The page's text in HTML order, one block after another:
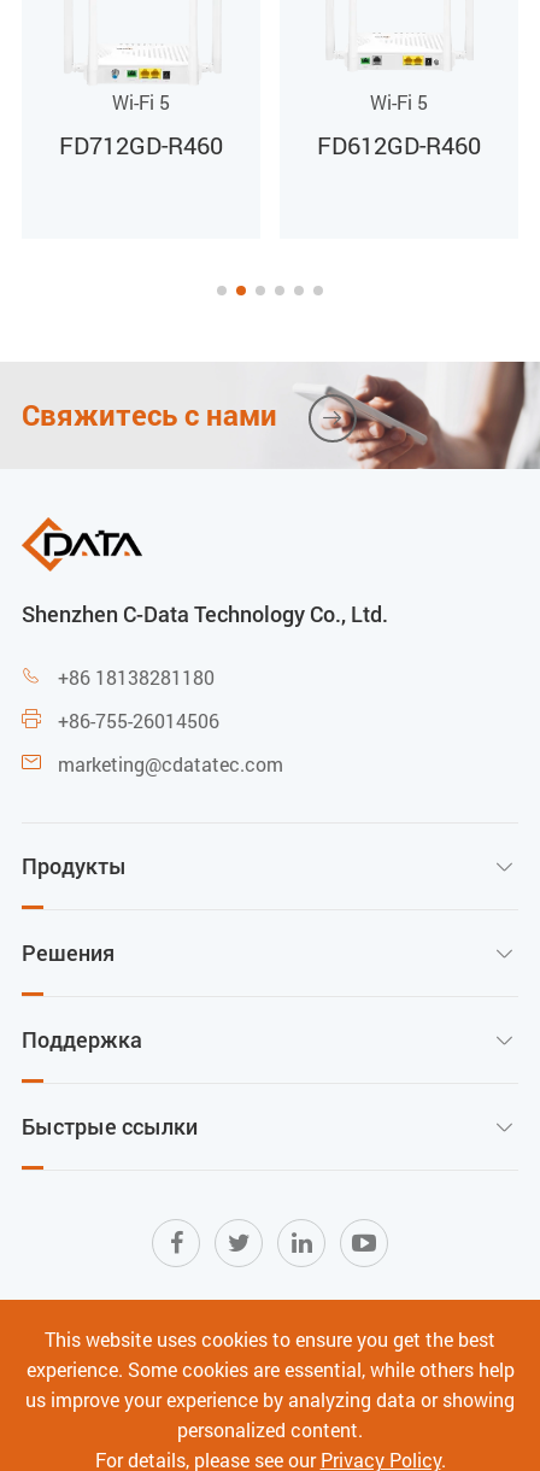
Wi-Fi 5
FD612GD-R460
Wi-Fi 5
FD714GW-R760
Свяжитесь с нами 
Shenzhen C-Data Technology Co., Ltd.
 +86 18138281180
 +86-755-26014506
 marketing@cdatatec.com
Продукты 
Решения 
Поддержка 
Быстрые ссылки 
Карта сайта Условия использования
Политика конфиденциальности
|
Кибербезопасность
Авторское право ©
Shenzhen C-Data Technology Co., Ltd.Все права
This website uses cookies to ensure you get the best
experience. Some cookies are essential, while others help
us improve your experience by analyzing data or showing
personalized content.
For details, please see ourPrivacy Policy.